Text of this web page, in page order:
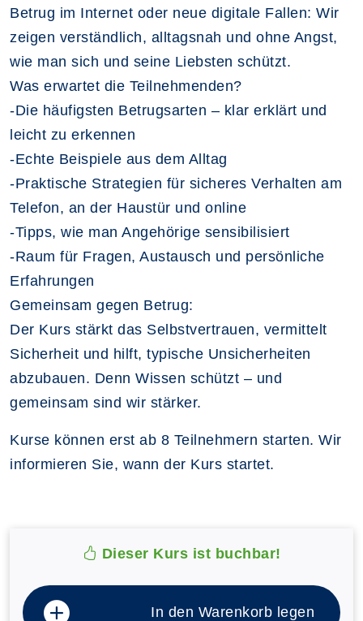
Betrug im Internet oder neue digitale Fallen: Wir
zeigen verständlich, alltagsnah und ohne Angst,
wie man sich und seine Liebsten schützt.
Was erwartet die Teilnehmenden?
-Die häufigsten Betrugsarten – klar erklärt und
leicht zu erkennen
-Echte Beispiele aus dem Alltag
-Praktische Strategien für sicheres Verhalten am
Telefon, an der Haustür und online
-Tipps, wie man Angehörige sensibilisiert
-Raum für Fragen, Austausch und persönliche
Erfahrungen
Gemeinsam gegen Betrug:
Der Kurs stärkt das Selbstvertrauen, vermittelt
Sicherheit und hilft, typische Unsicherheiten
abzubauen. Denn Wissen schützt – und
gemeinsam sind wir stärker.
Kurse können erst ab 8 Teilnehmern starten. Wir
informieren Sie, wann der Kurs startet.
Dieser Kurs ist buchbar!
In den Warenkorb legen